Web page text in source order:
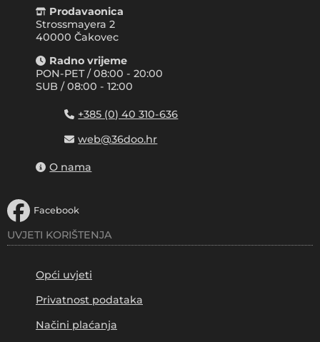
Prodavaonica
Strossmayera 2
40000 Čakovec
Radno vrijeme
PON-PET / 08:00 - 20:00
SUB / 08:00 - 12:00
+385 (0) 40 310-636
web@36doo.hr
O nama
Facebook
UVJETI KORIŠTENJA
Opći uvjeti
Privatnost podataka
Načini plaćanja